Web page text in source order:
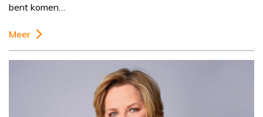
bent komen…
Meer